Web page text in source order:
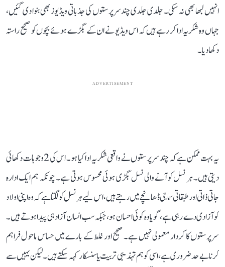
انہیں لبھا بھی نہ سکی۔ جلدی جلدی چند سرپرستوں کی جذباتی ویڈیوز بھی بنوا دی گئیں،
جہاں وہ شکریہ ادا کر رہے ہیں کہ اس ویڈیو نے ان کے بگڑے ہوئے بچوں کو صحیح راستہ
دکھا دیا۔
ADVERTISEMENT
یہ بہت ممکن ہے کہ چند سرپرستوں نے واقعی شکریہ ادا کیا ہو۔ اس کی 2 وجوہات دکھائی
دیتی ہیں۔ ہر نسل کو آنے والی نسل بگڑی ہوئی محسوس ہوتی ہے۔ چونکہ ہم ایک ادارہ
جاتی ذاتی اور طبقاتی سماجی ڈھانچے میں رہتے ہیں، اس لیے ہر نسل کو لگتا ہے کہ وہ اپنی اولاد
کو آزادی دے رہی ہے، گویا وہ کوئی احسان ہو، جبکہ سب انسان آزاد ہی پیدا ہوتے ہیں۔
سرپرستوں کا کردار معمولی نہیں ہے۔ صحیح اور غلط کے بارے میں حساس ماحول فراہم
کرنا بے حد ضروری ہے، اسی کو ہم تہذیبی تربیت یا سنسکار کہہ سکتے ہیں۔ لیکن یہیں سے